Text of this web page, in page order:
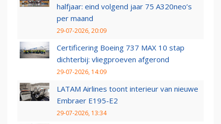
halfjaar: eind volgend jaar 75 A320neo’s
per maand
29-07-2026, 20:09
Certificering Boeing 737 MAX 10 stap
dichterbij: vliegproeven afgerond
29-07-2026, 14:09
LATAM Airlines toont interieur van nieuwe
Embraer E195-E2
29-07-2026, 13:34